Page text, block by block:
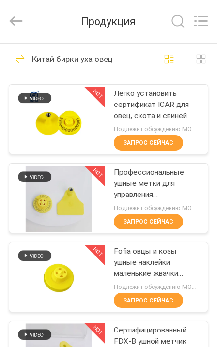
ДОМ
ПРОДУКТЫ
РОЛИКИ
НАС
ПУТЕШЕСТВИЕ
ФАБРИКИ
ПРОВЕРКА
КАЧЕСТВА
СВЯЖИТЕСЬ
НОВОСТИ
Reserved.
Микросхема
приемоответчика
ИСО
158
животная
микросхема ид
140
микросхема ид
Продукция
Китай бирки уха овец
HOT
Легко установить
сертификат ICAR для
овец, скота и свиней
Подлежит обсуждению MOQ:1 pc
ЗАПРОС СЕЙЧАС
HOT
Профессиональные
ушные метки для
управления
животноводством -
прочность более 5 лет,
соответствие ISO,
идеально подходит для
отслеживания пастбищ
и ферм.
ЗАПРОС СЕЙЧАС
HOT
Fofia овцы и козы
ушные наклейки
маленькие жвачки
ушные наклейки
закрытая голова с
клещами
ЗАПРОС СЕЙЧАС
HOT
Сертифицированный
FDX-B ушной метчик